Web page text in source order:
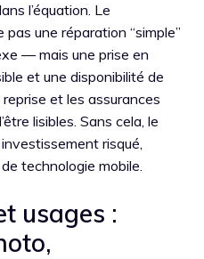
l’équation. Le
une réparation “simple”
— mais une prise en
et une disponibilité de
et les assurances
lisibles. Sans cela, le
risqué,
technologie mobile.
usages :